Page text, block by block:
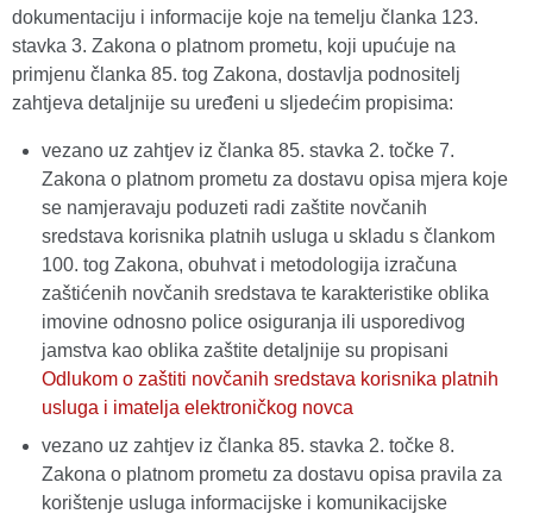
dokumentaciju i informacije koje na temelju članka 123.
stavka 3. Zakona o platnom prometu, koji upućuje na
primjenu članka 85. tog Zakona, dostavlja podnositelj
zahtjeva detaljnije su uređeni u sljedećim propisima:
vezano uz zahtjev iz članka 85. stavka 2. točke 7.
Zakona o platnom prometu za dostavu opisa mjera koje
se namjeravaju poduzeti radi zaštite novčanih
sredstava korisnika platnih usluga u skladu s člankom
100. tog Zakona, obuhvat i metodologija izračuna
zaštićenih novčanih sredstava te karakteristike oblika
imovine odnosno police osiguranja ili usporedivog
jamstva kao oblika zaštite detaljnije su propisani
Odlukom o zaštiti novčanih sredstava korisnika platnih
usluga i imatelja elektroničkog novca
vezano uz zahtjev iz članka 85. stavka 2. točke 8.
Zakona o platnom prometu za dostavu opisa pravila za
korištenje usluga informacijske i komunikacijske